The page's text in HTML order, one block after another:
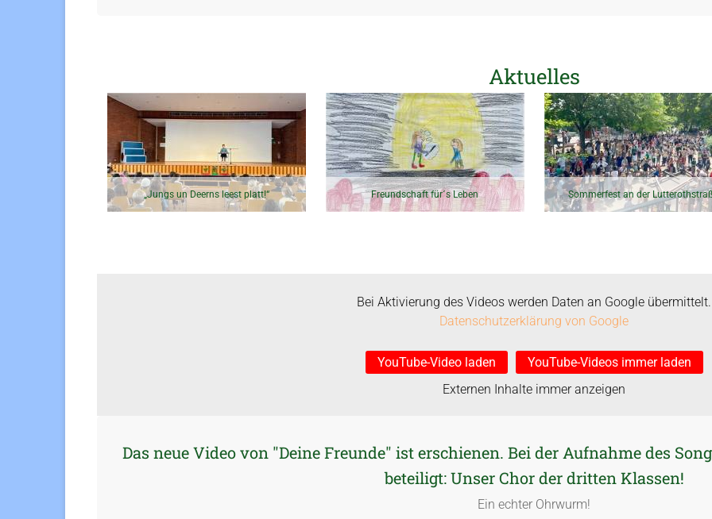
Aktuelles
„Jungs un Deerns leest platt!“ Freundschaft für´s Leben Sommerfest an der
Bei Aktivierung des Videos werden Daten an Google übermittelt.
Datenschutzerklärung von Google
YouTube-Video laden
YouTube-Videos immer laden
Externen Inhalte immer anzeigen
Das neue Video von "Deine Freunde" ist erschienen. Bei der Aufnahme des
beteiligt: Unser Chor der dritten Klassen!
Ein echter Ohrwurm!